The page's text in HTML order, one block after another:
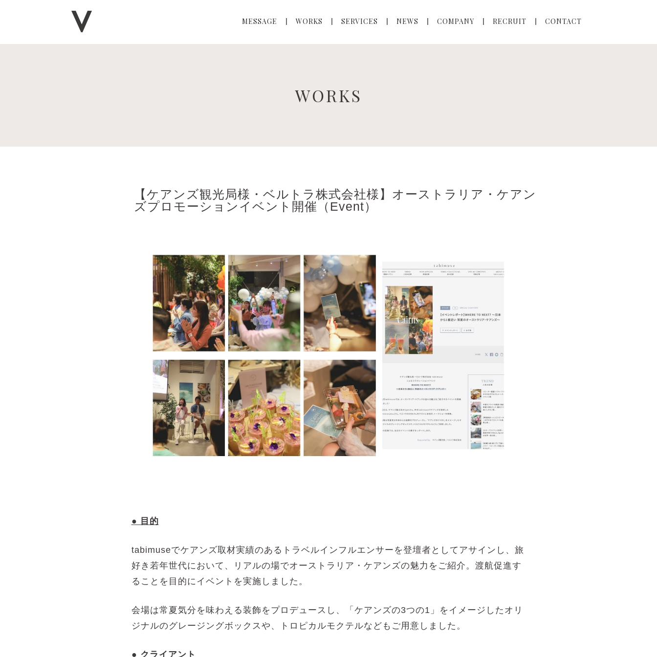
MESSAGE WORKS SERVICES NEWS COMPANY RECRUIT CONTACT
WORKS
【ケアンズ観光局様・ベルトラ株式会社様】オーストラリア・ケアン
ズプロモーションイベント開催（Event）
● 目的
tabimuseでケアンズ取材実績のあるトラベルインフルエンサーを登壇者としてアサインし、旅
好き若年世代において、リアルの場でオーストラリア・ケアンズの魅力をご紹介。渡航促進す
ることを目的にイベントを実施しました。
会場は常夏気分を味わえる装飾をプロデュースし、「ケアンズの3つの1 」をイメージしたオリ
ジナルのグレージングボックスや、トロピカルモクテルなどもご用意しました。
● クライアント